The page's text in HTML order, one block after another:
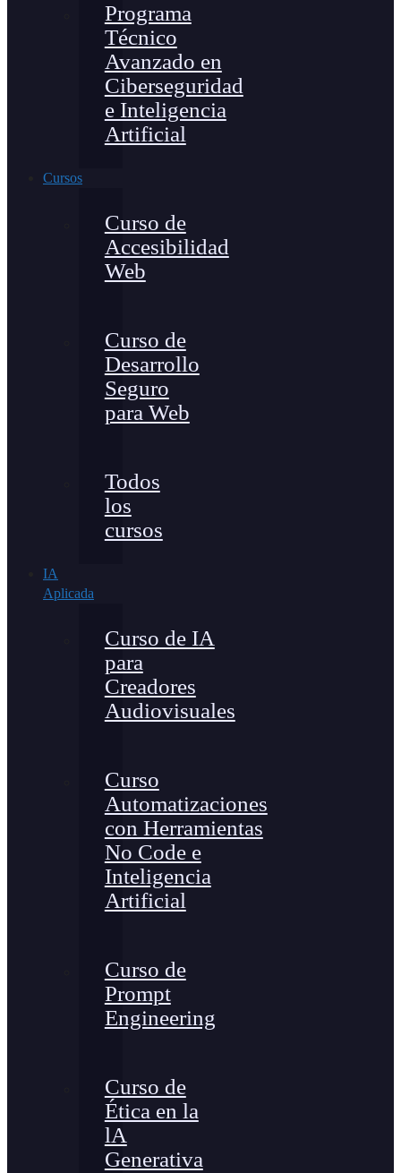
Programa
Técnico
Avanzado en
Ciberseguridad
e Inteligencia
Artificial
Cursos
Curso de
Accesibilidad
Web
Curso de
Desarrollo
Seguro
para Web
Todos
los
cursos
IA
Aplicada
Curso de IA
para
Creadores
Audiovisuales
Curso
Automatizaciones
con Herramientas
No Code e
Inteligencia
Artificial
Curso de
Prompt
Engineering
Curso de
Ética en la
lA
Generativa